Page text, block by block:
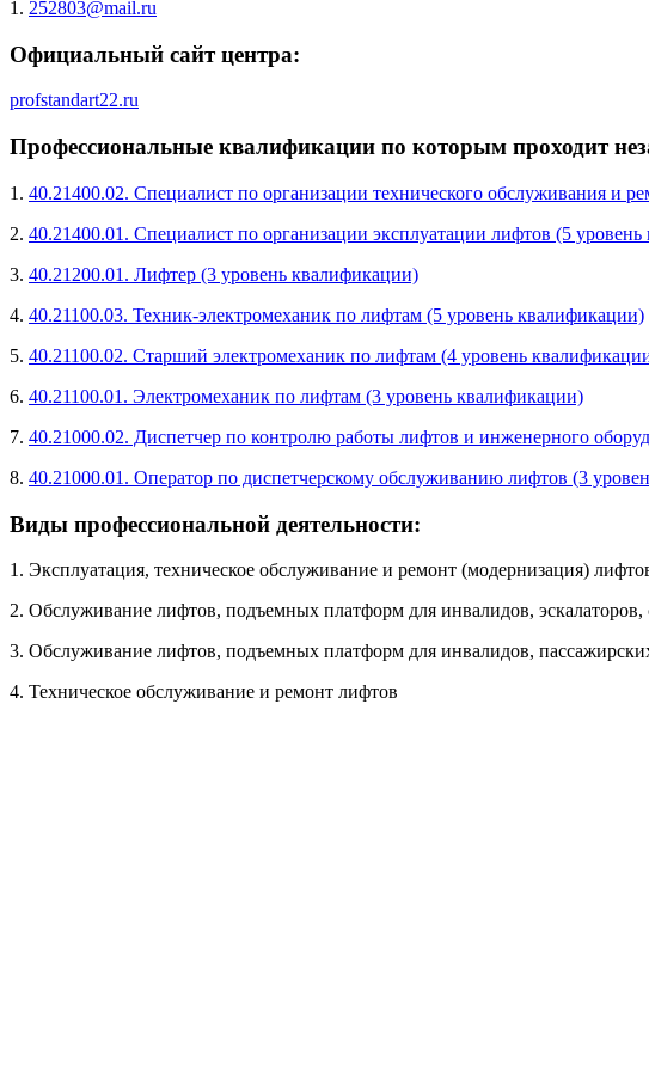
1. 252803@mail.ru
Официальный сайт центра:
profstandart22.ru
Профессиональные квалификации по которым проходит
1. 40.21400.02. Специалист по организации технического обслуживания и
2. 40.21400.01. Специалист по организации эксплуатации лифтов (5
3. 40.21200.01. Лифтер (3 уровень квалификации)
4. 40.21100.03. Техник-электромеханик по лифтам (5 уровень квалификации)
5. 40.21100.02. Старший электромеханик по лифтам (4 уровень
6. 40.21100.01. Электромеханик по лифтам (3 уровень квалификации)
7. 40.21000.02. Диспетчер по контролю работы лифтов и инженерного
8. 40.21000.01. Оператор по диспетчерскому обслуживанию лифтов (3
Виды профессиональной деятельности:
1. Эксплуатация, техническое обслуживание и ремонт (модернизация)
2. Обслуживание лифтов, подъемных платформ для инвалидов,
3. Обслуживание лифтов, подъемных платформ для инвалидов,
4. Техническое обслуживание и ремонт лифтов